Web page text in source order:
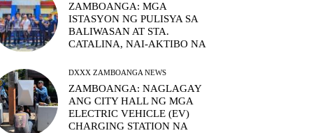
ZAMBOANGA: MGA
ISTASYON NG PULISYA SA
BALIWASAN AT STA.
CATALINA, NAI-AKTIBO NA
DXXX ZAMBOANGA NEWS
ZAMBOANGA: NAGLAGAY
ANG CITY HALL NG MGA
ELECTRIC VEHICLE (EV)
CHARGING STATION NA